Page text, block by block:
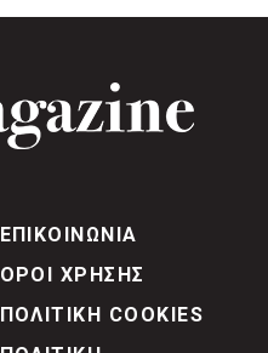
ΕΠΙΚΟΙΝΩΝΙΑ
ΟΡΟΙ ΧΡΗΣΗΣ
ΠΟΛΙΤΙΚΗ COOKIES